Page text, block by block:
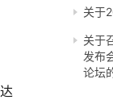
关于
关于
发布
论坛